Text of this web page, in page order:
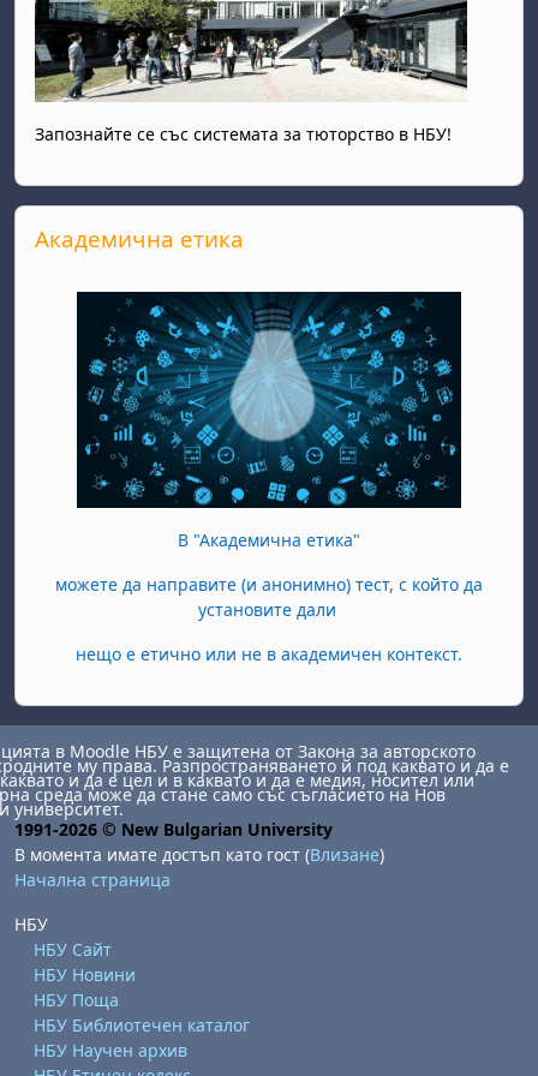
Запознайте се със системата за тюторство в НБУ!
Прескочи Академична етика
Академична етика
В "Академична етика"
можете да направите (и анонимно) тест, с който да
установите дали
нещо е етично или не в академичен контекст.
в Moodle НБУ е защитена от Закона за авторското
му права. Разпространяването й под каквато и да е
и да е цел и в каквато и да е медия, носител или
среда може да стане само със съгласието на Нов
университет.
1991-2026 © New Bulgarian University
В момента имате достъп като гост (Влизане)
Начална страница
НБУ
НБУ Сайт
НБУ Новини
НБУ Поща
НБУ Библиотечен каталог
НБУ Научен архив